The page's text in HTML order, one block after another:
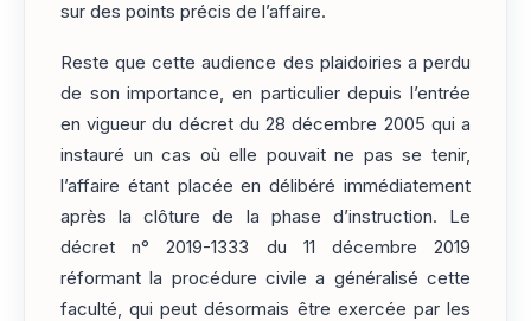
sur des points précis de l’affaire.
Reste que cette audience des plaidoiries a perdu
de son importance, en particulier depuis l’entrée
en vigueur du décret du 28 décembre 2005 qui a
instauré un cas où elle pouvait ne pas se tenir,
l’affaire étant placée en délibéré immédiatement
après la clôture de la phase d’instruction. Le
décret n° 2019-1333 du 11 décembre 2019
réformant la procédure civile a généralisé cette
faculté, qui peut désormais être exercée par les